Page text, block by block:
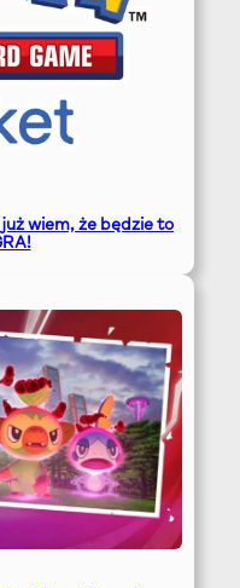
wiem, że będzie to